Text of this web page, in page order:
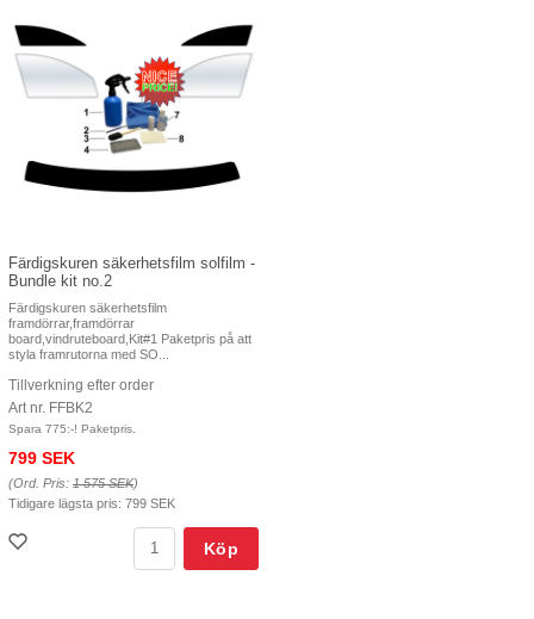
Färdigskuren säkerhetsfilm solfilm -
Bundle kit no.2
Färdigskuren säkerhetsfilm
framdörrar,framdörrar
board,vindruteboard,Kit#1 Paketpris på att
styla framrutorna med SO...
Tillverkning efter order
Art nr. FFBK2
Spara 775:-! Paketpris.
799 SEK
(Ord. Pris: 1 575 SEK)
Tidigare lägsta pris: 799 SEK
Köp